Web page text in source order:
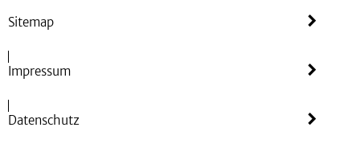
Sitemap
Impressum
Datenschutz